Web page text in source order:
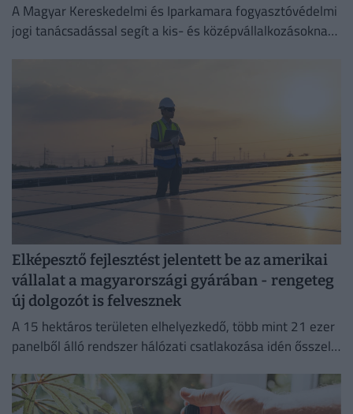
A Magyar Kereskedelmi és Iparkamara fogyasztóvédelmi
jogi tanácsadással segít a kis- és középvállalkozásoknak
Elképesztő fejlesztést jelentett be az amerikai
vállalat a magyarországi gyárában - rengeteg
új dolgozót is felvesznek
A 15 hektáros területen elhelyezkedő, több mint 21 ezer
panelből álló rendszer hálózati csatlakozása idén ősszel